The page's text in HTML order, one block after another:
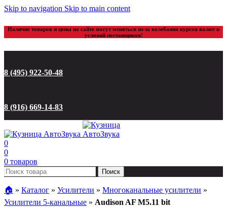
Skip to navigation Skip to main content
Наличие товаров и цены на сайте могут меняться из-за колебания курсов валют и
условий поставщиков!
8 (495) 922-50-48
8 (916) 669-14-83
0
0
0 товаров
Поиск
🏠︎ » Каталог » Усилители » Многоканальные усилители »
Усилители 5-канальные » Audison AF M5.11 bit